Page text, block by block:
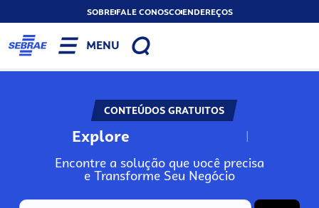
SOBREFALE CONOSCOENDEREÇOS
MENU
CONTEÚDOS GRATUITOS
Explore N
Encontre a solução que você precisa
e Transforme Seu Negócio